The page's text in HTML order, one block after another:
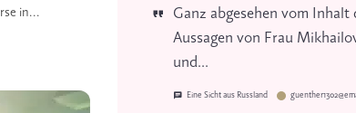
in...
Ganz abgesehen vom Inhalt
Aussagen von Frau
und...
Eine Sicht aus Russland